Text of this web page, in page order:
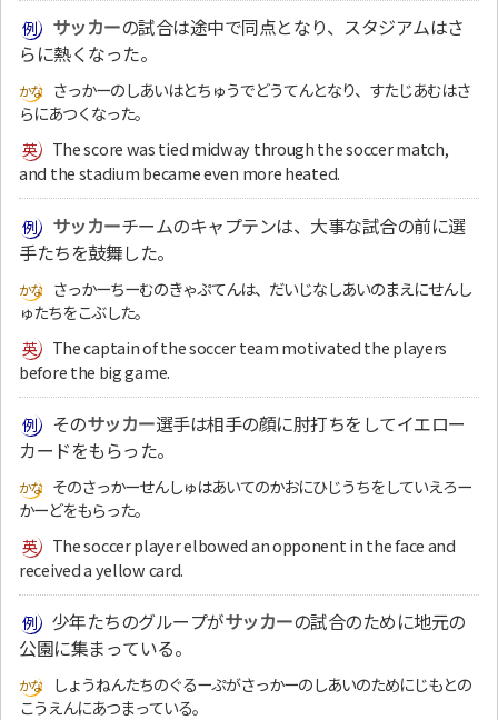
サッカーの試合は途中で同点となり、スタジアムはさ
らに熱くなった。
さっかーのしあいはとちゅうでどうてんとなり、すたじあむはさ
らにあつくなった。
The score was tied midway through the soccer match,
and the stadium became even more heated.
サッカーチームのキャプテンは、大事な試合の前に選
手たちを鼓舞した。
さっかーちーむのきゃぷてんは、だいじなしあいのまえにせんし
ゅたちをこぶした。
The captain of the soccer team motivated the players
before the big game.
そのサッカー選手は相手の顔に肘打ちをしてイエロー
カードをもらった。
そのさっかーせんしゅはあいてのかおにひじうちをしていえろー
かーどをもらった。
The soccer player elbowed an opponent in the face and
received a yellow card.
少年たちのグループがサッカーの試合のために地元の
公園に集まっている。
しょうねんたちのぐるーぷがさっかーのしあいのためにじもとの
こうえんにあつまっている。